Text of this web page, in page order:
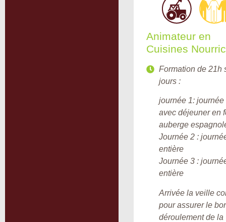
Animateur en
Cuisines
Formation de 21h
jours :
journée 1: journée
avec déjeuner en
auberge
Journée 2 :
entière
Journée 3 :
entière
Arrivée la veille
pour assurer le
déroulement de la